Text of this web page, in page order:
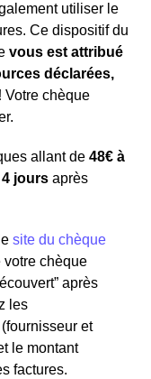
utiliser le
Ce dispositif du
vous est attribué
déclarées,
Votre chèque
allant de 48€ à
4 jours après
site du chèque
votre chèque
après
les
et
le montant
factures.